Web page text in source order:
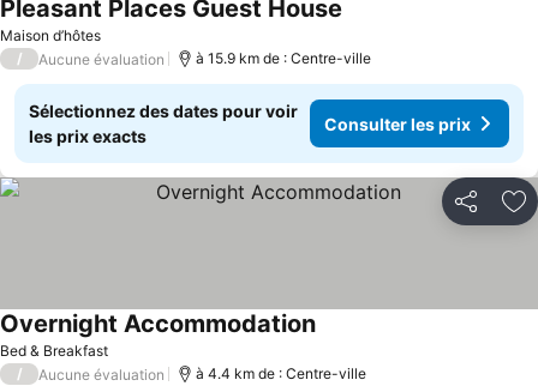
Maison d’hôtes
Pleasant Places Guest House
/ Aucune évaluation à 15.9 km de : Centre-ville
Sélectionnez des dates pour voir
les prix exacts
Consulter les prix
Partager
Bed & Breakfast
Overnight Accommodation
/ Aucune évaluation à 4.4 km de : Centre-ville